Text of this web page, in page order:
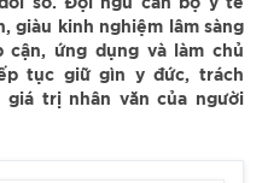
giàu kinh nghiệm lâm sàng
ứng dụng và làm chủ
tục giữ gìn y đức, trách
giá trị nhân văn của người